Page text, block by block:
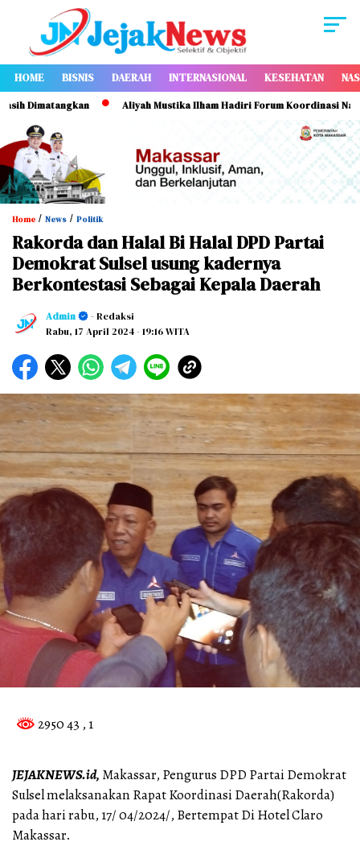
HOME BISNIS DAERAH INTERNASIONAL KESEHATAN
Aliyah Mustika Ilham Hadiri Forum Koordinasi Nasional
Home / News / Politik
Rakorda dan Halal Bi Halal DPD Partai
Demokrat Sulsel usung kadernya
Berkontestasi Sebagai Kepala Daerah
Admin
- Redaksi
Rabu, 17 April 2024- 19:16 WITA
2950 43 , 1
JEJAKNEWS.id, Makassar, Pengurus DPD Partai Demokrat
Sulsel melaksanakan Rapat Koordinasi Daerah(Rakorda)
pada hari rabu, 17/ 04/2024/, Bertempat Di Hotel Claro
Makassar.